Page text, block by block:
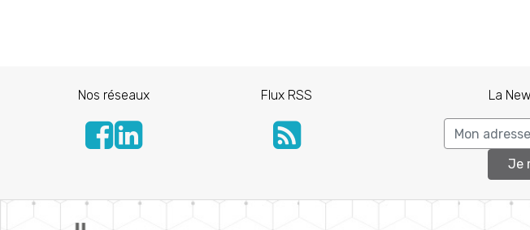
Nos réseaux Flux RSS La
Je